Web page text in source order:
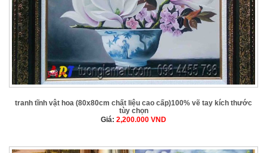
tranh tĩnh vật hoa (80x80cm chất liệu cao cấp)100% vẽ tay kích thước
tùy chọn
Giá: 2,200.000 VND